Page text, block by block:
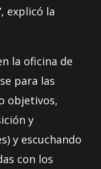
explicó la
la oficina de
para las
objetivos,
y
y escuchando
con los